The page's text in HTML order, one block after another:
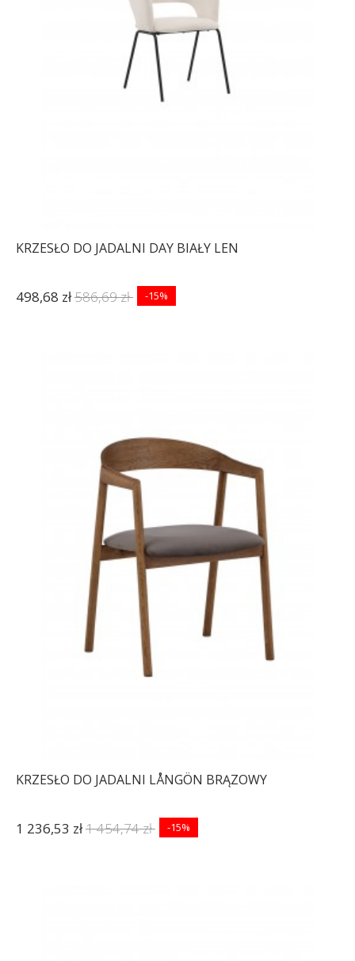
KRZESŁO DO JADALNI DAY BIAŁY LEN
498,68 zł586,69 zł -15%
KRZESŁO DO JADALNI LÅNGÖN BRĄZOWY
1 236,53 zł1 454,74 zł -15%